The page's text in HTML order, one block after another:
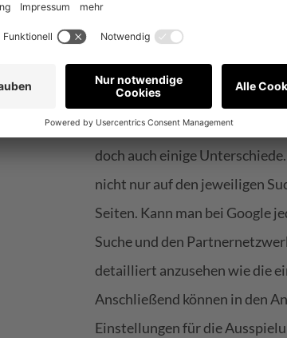
Mehr
Auch wenn auf den Ersten
doch auch einige
nicht nur auf den jeweiligen
Seiten. Kann man bei Google
Suche und den
detailliert anzusehen wie die
Anschließend können in den
Einstellungen für die